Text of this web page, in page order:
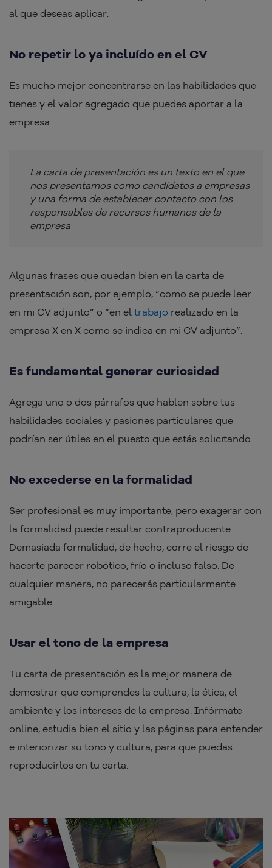
al que deseas aplicar.
No repetir lo ya incluído en el CV
Es mucho mejor concentrarse en las habilidades que
tienes y el valor agregado que puedes aportar a la
empresa.
La carta de presentación es un texto en el que
nos presentamos como candidatos a empresas
y una forma de establecer contacto con los
responsables de recursos humanos de la
empresa
Algunas frases que quedan bien en la carta de
presentación son, por ejemplo, “como se puede leer
en mi CV adjunto” o “en el trabajo realizado en la
empresa X en X como se indica en mi CV adjunto”.
Es fundamental generar curiosidad
Agrega uno o dos párrafos que hablen sobre tus
habilidades sociales y pasiones particulares que
podrían ser útiles en el puesto que estás solicitando.
No excederse en la formalidad
Ser profesional es muy importante, pero exagerar con
la formalidad puede resultar contraproducente.
Demasiada formalidad, de hecho, corre el riesgo de
hacerte parecer robótico, frío o incluso falso. De
cualquier manera, no parecerás particularmente
amigable.
Usar el tono de la empresa
Tu carta de presentación es la mejor manera de
demostrar que comprendes la cultura, la ética, el
ambiente y los intereses de la empresa. Infórmate
online, estudia bien el sitio y las páginas para entender
e interiorizar su tono y cultura, para que puedas
reproducirlos en tu carta.